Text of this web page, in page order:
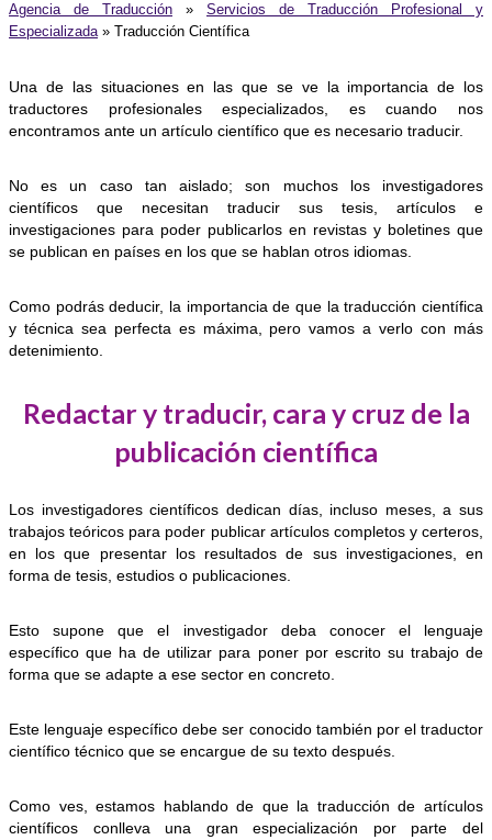
Agencia de Traducción » Servicios de Traducción Profesional y
Especializada» Traducción Científica
Una de las situaciones en las que se ve la importancia de los
traductores profesionales especializados, es cuando nos
encontramos ante un artículo científico que es necesario traducir.
No es un caso tan aislado; son muchos los investigadores
científicos que necesitan traducir sus tesis, artículos e
investigaciones para poder publicarlos en revistas y boletines que
se publican en países en los que se hablan otros idiomas.
Como podrás deducir, la importancia de que la traducción científica
y técnica sea perfecta es máxima, pero vamos a verlo con más
detenimiento.
Redactar y traducir, cara y cruz de la
publicación científica
Los investigadores científicos dedican días, incluso meses, a sus
trabajos teóricos para poder publicar artículos completos y certeros,
en los que presentar los resultados de sus investigaciones, en
forma de tesis, estudios o publicaciones.
Esto supone que el investigador deba conocer el lenguaje
específico que ha de utilizar para poner por escrito su trabajo de
forma que se adapte a ese sector en concreto.
Este lenguaje específico debe ser conocido también por el traductor
científico técnico que se encargue de su texto después.
Como ves, estamos hablando de que la traducción de artículos
científicos conlleva una gran especialización por parte del